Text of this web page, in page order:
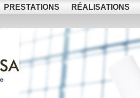
PRESTATIONS RÉALISATIONS